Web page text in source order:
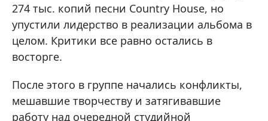
274 тыс. копий песни Country House, но
упустили лидерство в реализации альбома в
целом. Критики все равно остались в
восторге.
После этого в группе начались конфликты,
мешавшие творчеству и затягивавшие
работу над очередной студийной